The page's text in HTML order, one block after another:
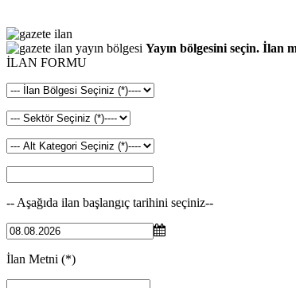
Yayın bölgesini seçin. İlan
İLAN FORMU
-- Aşağıda ilan başlangıç tarihini seçiniz--
İlan Metni (*)